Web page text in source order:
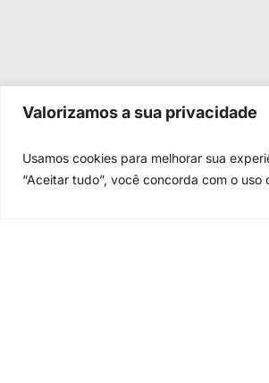
Valorizamos a sua privacidade
Usamos cookies para melhorar sua
“Aceitar tudo”, você concorda com o uso